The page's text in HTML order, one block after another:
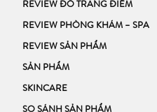
REVIEW ĐỒ TRANG ĐIỂM
REVIEW PHÒNG KHÁM – SPA
REVIEW SẢN PHẨM
SẢN PHẨM
SKINCARE